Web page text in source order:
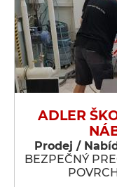
ADLER
Prodej /
BEZPEČNÝ